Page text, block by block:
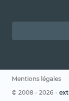
Mentions légales
© 2008 - 2026 -